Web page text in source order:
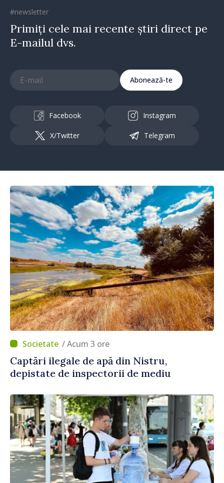
#newsletter
Primiți cele mai recente știri direct pe
E-mailul dvs.
Abonează-te
Facebook Instagram
X/Twitter Telegram
/ Acum 3 ore
Captări ilegale de apă din Nistru,
depistate de inspectorii de mediu